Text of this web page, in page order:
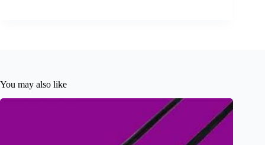
You may also like